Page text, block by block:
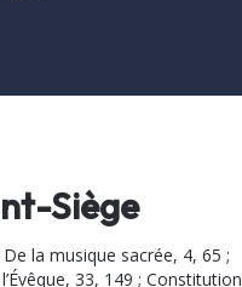
Siège
la musique sa­crée, 4, 65 ;
33, 149 ; Constitution